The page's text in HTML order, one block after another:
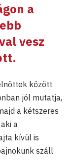
a
vesz
között
jól mutatja,
a kétszeres
aki a
kívül is
száll